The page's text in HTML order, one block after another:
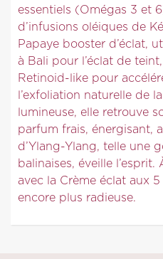
essentiels (Omégas 3 et
d’infusions oléiques de
Papaye booster d’éclat,
à Bali pour l’éclat de
Retinoid-like pour
l’exfoliation naturelle de
lumineuse, elle retrouve
parfum frais, énergisant,
d’Ylang-Ylang, telle une
balinaises, éveille
avec la Crème éclat aux
encore plus radieuse.